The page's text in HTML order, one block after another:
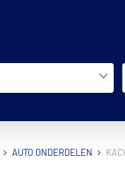
AUTO ONDERDELEN